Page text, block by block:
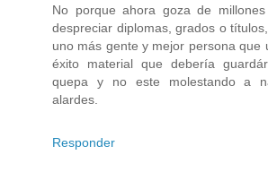
No porque ahora goza de
despreciar diplomas, grados o
uno más gente y mejor persona que
éxito material que debería
quepa y no este molestando a
alardes.
Responder